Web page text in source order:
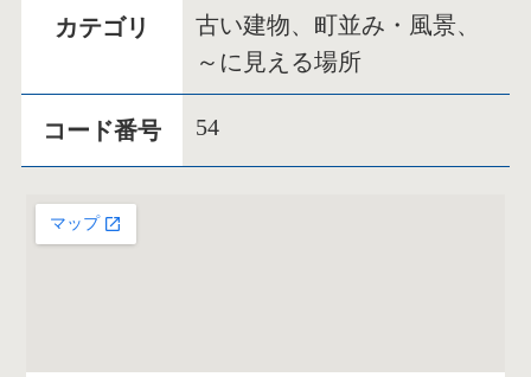
カテゴリ
古い建物、町並み・風景、
～に見える場所
コード番号 54